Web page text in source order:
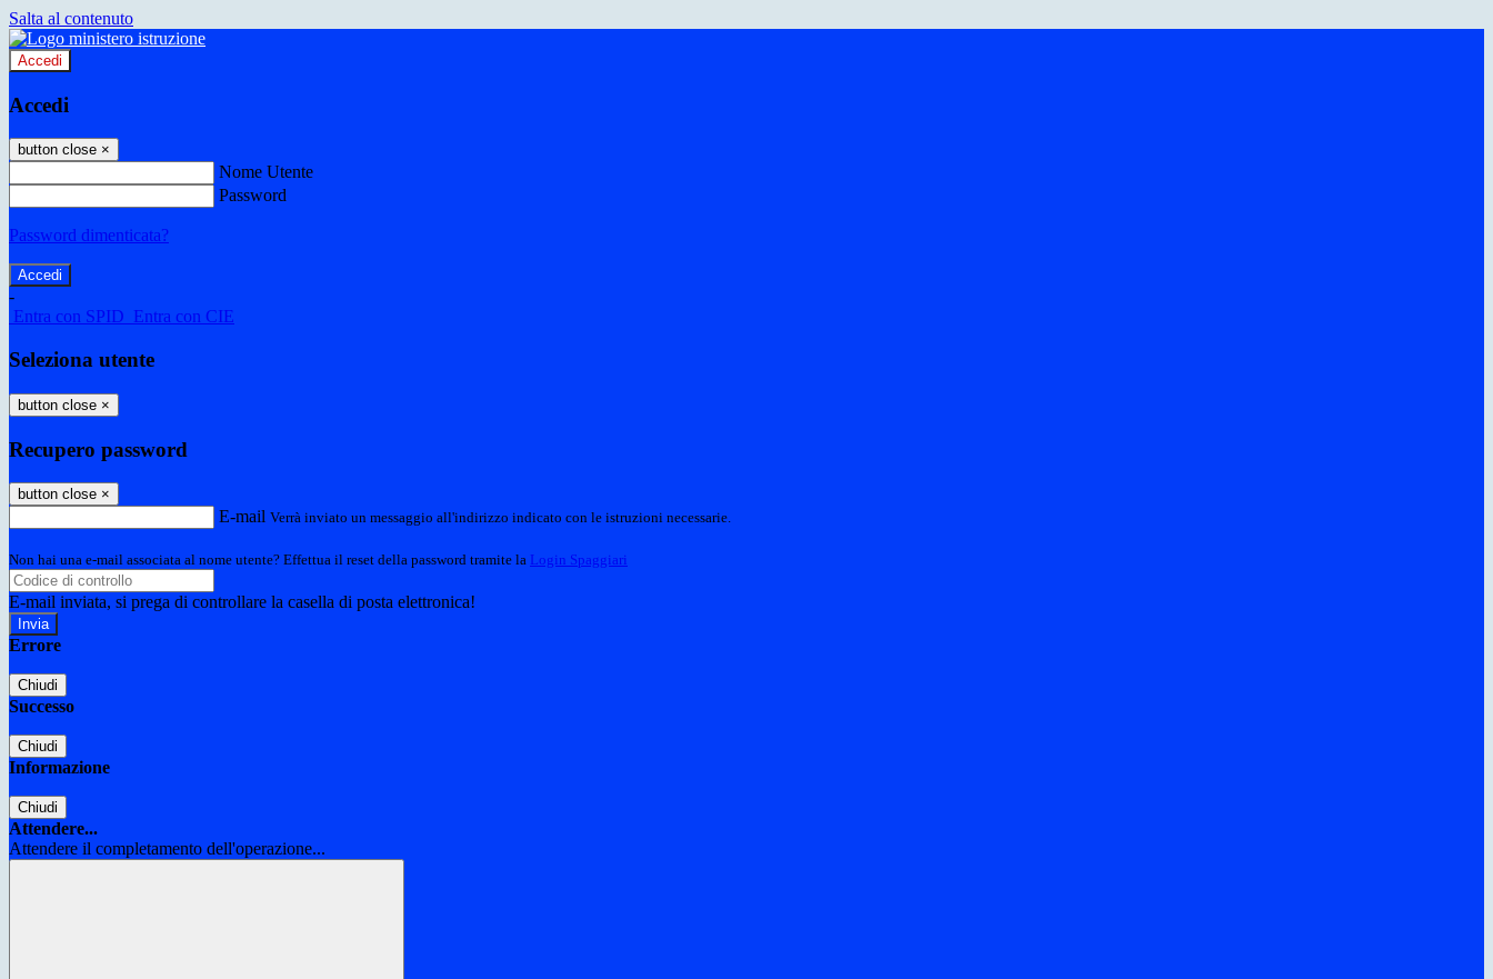
Salta al contenuto
Accedi
Accedi
button close ×
Nome Utente
Password
Password dimenticata?
-
Entra con SPID Entra con CIE
Seleziona utente
button close ×
Recupero password
button close ×
E-mail Verrà inviato un messaggio all'indirizzo indicato con le istruzioni necessarie.
Non hai una e-mail associata al nome utente? Effettua il reset della password tramite la Login Spaggiari
E-mail inviata, si prega di controllare la casella di posta elettronica!
Errore
Chiudi
Successo
Chiudi
Informazione
Chiudi
Attendere...
Attendere il completamento dell'operazione...